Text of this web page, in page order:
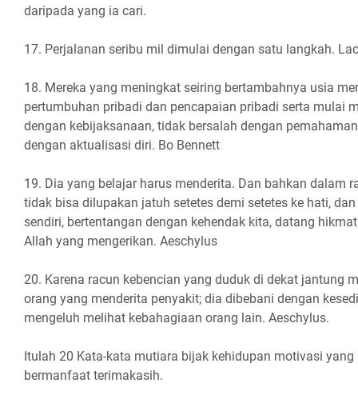
daripada yang ia cari.
17. Perjalanan seribu mil dimulai dengan satu langkah.
18. Mereka yang meningkat seiring bertambahnya usia
pertumbuhan pribadi dan pencapaian pribadi serta mulai
dengan kebijaksanaan, tidak bersalah dengan
dengan aktualisasi diri. Bo Bennett
19. Dia yang belajar harus menderita. Dan bahkan dalam
tidak bisa dilupakan jatuh setetes demi setetes ke hati,
sendiri, bertentangan dengan kehendak kita, datang
Allah yang mengerikan. Aeschylus
20. Karena racun kebencian yang duduk di dekat jantung
orang yang menderita penyakit; dia dibebani dengan
mengeluh melihat kebahagiaan orang lain. Aeschylus.
Itulah 20 Kata-kata mutiara bijak kehidupan motivasi
bermanfaat terimakasih.